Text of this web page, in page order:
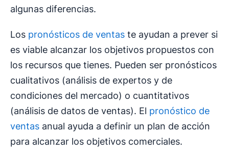
algunas diferencias.
Los pronósticos de ventas te ayudan a prever si
es viable alcanzar los objetivos propuestos con
los recursos que tienes. Pueden ser pronósticos
cualitativos (análisis de expertos y de
condiciones del mercado) o cuantitativos
(análisis de datos de ventas). El pronóstico de
ventas anual ayuda a definir un plan de acción
para alcanzar los objetivos comerciales.